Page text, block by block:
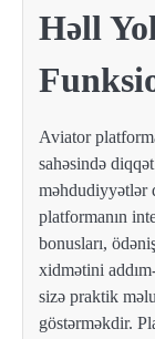
Həll
Aviator
sahəsində
məhdudiyyətlər
platformanın
bonusları,
xidmətini
sizə praktik
göstərməkdir.